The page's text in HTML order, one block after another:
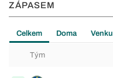
ZÁPASEM
Celkem Doma Venku
Tým